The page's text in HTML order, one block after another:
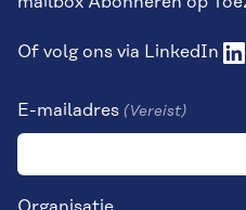
Of volg ons via LinkedIn
E-mailadres (Vereist)